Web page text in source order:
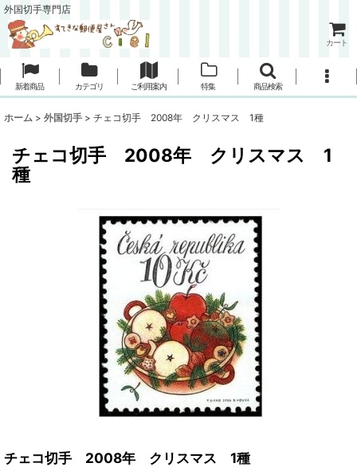
外国切手専門店
カート
新着商品 カテゴリ ご利用案内 特集 商品検索
ホーム > 外国切手 > チェコ切手 2008年 クリスマス 1種
チェコ切手 2008年 クリスマス 1
種
チェコ切手 2008年 クリスマス 1種